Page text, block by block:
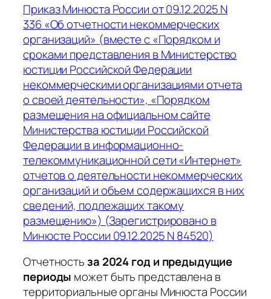
Приказ Минюста России от 09.12.2025 N
336 «Об отчетности некоммерческих
организаций» (вместе с «Порядком и
сроками представления в Министерство
юстиции Российской Федерации
некоммерческими организациями отчета
о своей деятельности», «Порядком
размещения на официальном сайте
Министерства юстиции Российской
Федерации в информационно-
телекоммуникационной сети «Интернет»
отчетов о деятельности некоммерческих
организаций и объем содержащихся в них
сведений, подлежащих такому
размещению») (Зарегистрировано в
Минюсте России 09.12.2025 N 84520)
Отчетностьза 2024 год и предыдущие
периоды может быть представлена в
территориальные органы Минюста России